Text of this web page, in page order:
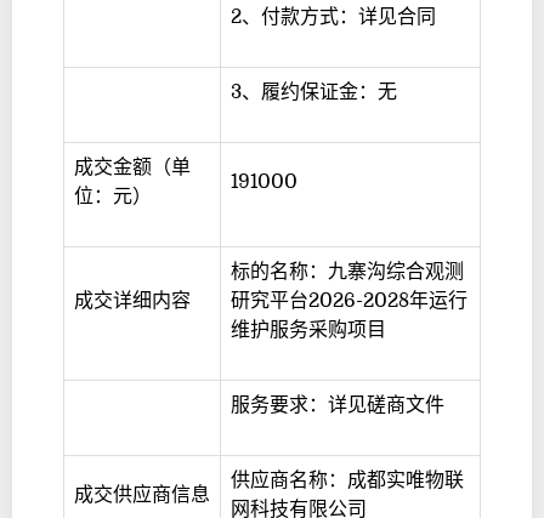
2、付款方式：详见合同
3、履约保证金：无
成交金额（单
位：元）
191000
成交详细内容
标的名称：九寨沟综合观测
研究平台2026-2028年运行
维护服务采购项目
服务要求：详见磋商文件
成交供应商信息
供应商名称：成都实唯物联
网科技有限公司